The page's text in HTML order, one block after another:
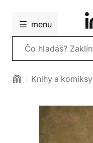
menu
Vyhľadávanie
Knihy a komiksy